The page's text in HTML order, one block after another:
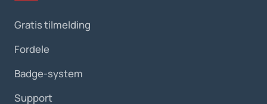
Gratis tilmelding
Fordele
Badge-system
Support